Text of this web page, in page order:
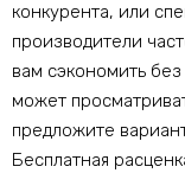
конкурента, или
производители
вам сэкономить
может
предложите
Бесплатная